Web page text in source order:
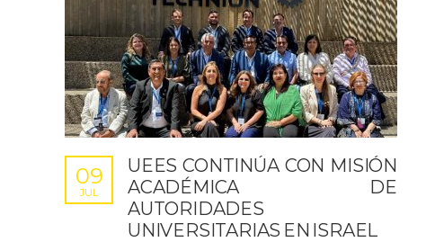
UEES CONTINÚA CON MISIÓN
ACADÉMICA DE
AUTORIDADES
UNIVERSITARIAS EN ISRAEL
09
JUL